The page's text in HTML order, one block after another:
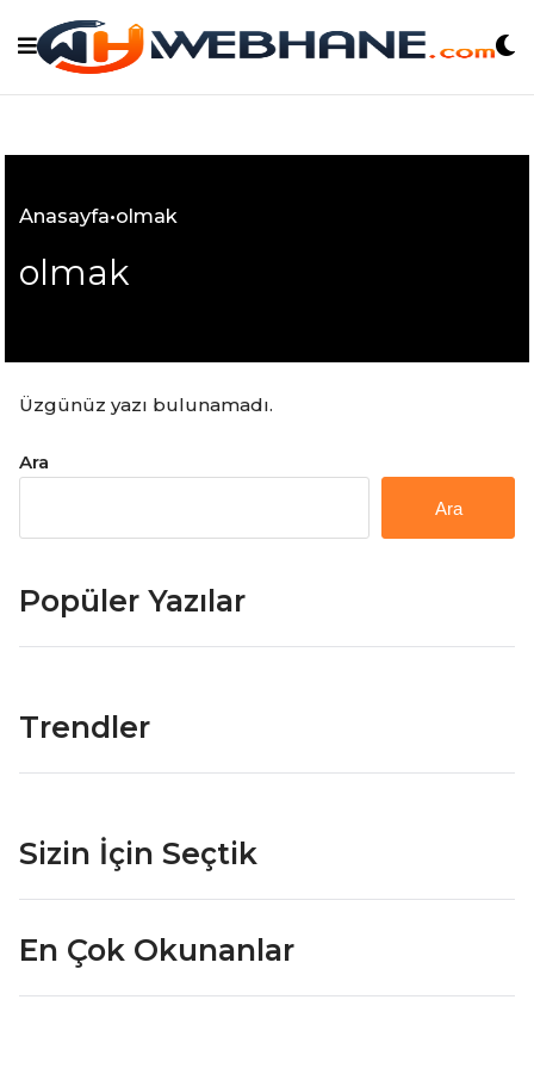
content
Anasayfa•olmak
olmak
Üzgünüz yazı bulunamadı.
Ara
Ara
Popüler Yazılar
Trendler
Sizin İçin Seçtik
En Çok Okunanlar